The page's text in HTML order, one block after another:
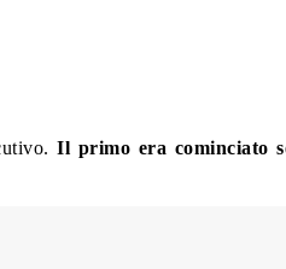
Il primo era cominciato